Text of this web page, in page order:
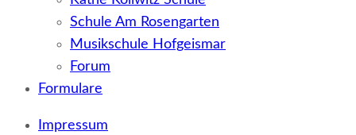
Schule Am Rosengarten
Musikschule Hofgeismar
Forum
Formulare
Impressum